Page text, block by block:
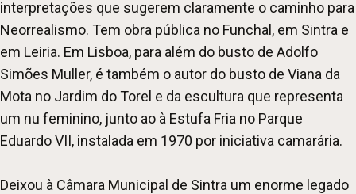
interpretações que sugerem claramente o caminho para
Neorrealismo. Tem obra pública no Funchal, em Sintra e
em Leiria. Em Lisboa, para além do busto de Adolfo
Simões Muller, é também o autor do busto de Viana da
Mota no Jardim do Torel e da escultura que representa
um nu feminino, junto ao à Estufa Fria no Parque
Eduardo VII, instalada em 1970 por iniciativa camarária.
Deixou à Câmara Municipal de Sintra um enorme legado